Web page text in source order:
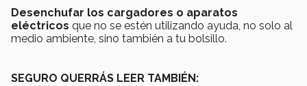
Desenchufar los cargadores o aparatos
eléctricos que no se estén utilizando ayuda, no solo al
medio ambiente, sino también a tu bolsillo.
SEGURO QUERRÁS LEER TAMBIÉN: